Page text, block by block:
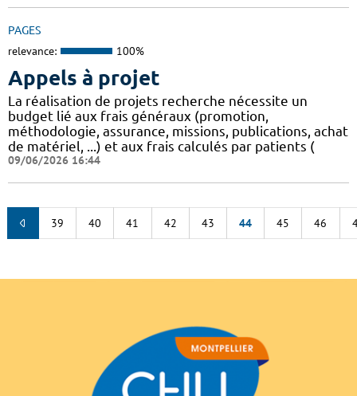
PAGES
relevance: 100%
Appels à projet
La réalisation de projets recherche nécessite un
budget lié aux frais généraux (promotion,
méthodologie, assurance, missions, publications, achat
de matériel, ...) et aux frais calculés par patients (
09/06/2026 16:44
39 40 41 42 43 44 45 46